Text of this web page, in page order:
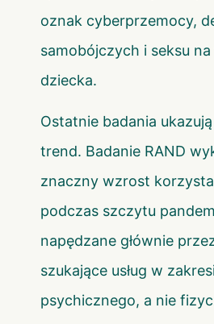
oznak cyberprzemocy,
samobójczych i seksu
dziecka.
Ostatnie badania
trend. Badanie RAND
znaczny wzrost
podczas szczytu
napędzane głównie
szukające usług w
psychicznego, a nie